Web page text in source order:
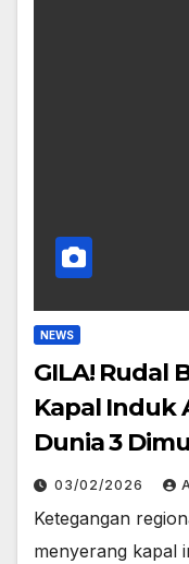
NEWS
GILA! Rudal
Kapal Induk
Dunia 3
03/02/2026
Ketegangan
menyerang kapal